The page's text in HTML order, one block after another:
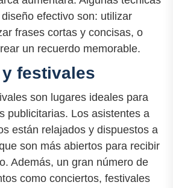
efectivo son: utilizar
frases cortas y concisas, o
un recuerdo memorable.
festivales
son lugares ideales para
publicitarias. Los asistentes a
están relajados y dispuestos a
son más abiertos para recibir
Además, un gran número de
como conciertos, festivales